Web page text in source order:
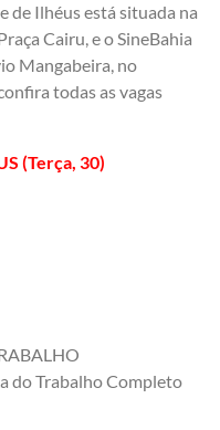
de Ilhéus está situada na
Cairu, e o SineBahia
Mangabeira, no
todas as vagas
(Terça, 30)
do Trabalho Completo